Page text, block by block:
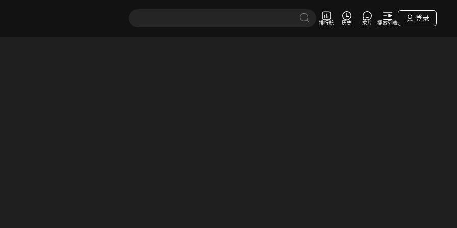
排行榜 历史 求片 播放列表
登录